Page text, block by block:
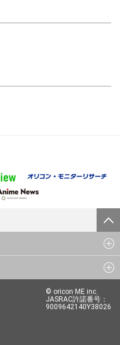
© oricon ME inc.
JASRAC許諾番号：
9009642140Y38026